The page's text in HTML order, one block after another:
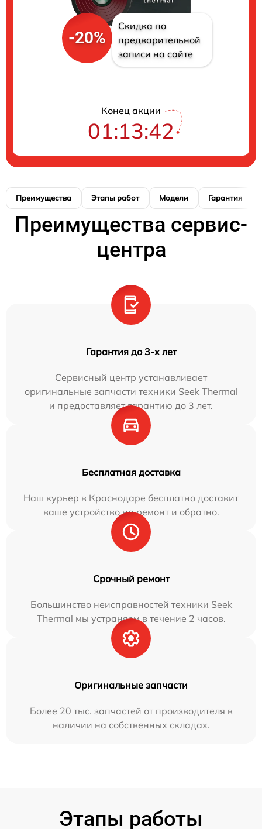
-20%
Скидка по
предварительной
записи на сайте
Конец акции
01:13:41
Преимущества Этапы работ Модели Гарантия
Преимущества сервис-
центра
Гарантия до 3-х лет
Сервисный центр устанавливает
оригинальные запчасти техники Seek Thermal
и предоставляет гарантию до 3 лет.
Бесплатная доставка
Наш курьер в Краснодаре бесплатно доставит
ваше устройство на ремонт и обратно.
Срочный ремонт
Большинство неисправностей техники Seek
Thermal мы устраняем в течение 2 часов.
Оригинальные запчасти
Более 20 тыс. запчастей от производителя в
наличии на собственных складах.
Этапы работы